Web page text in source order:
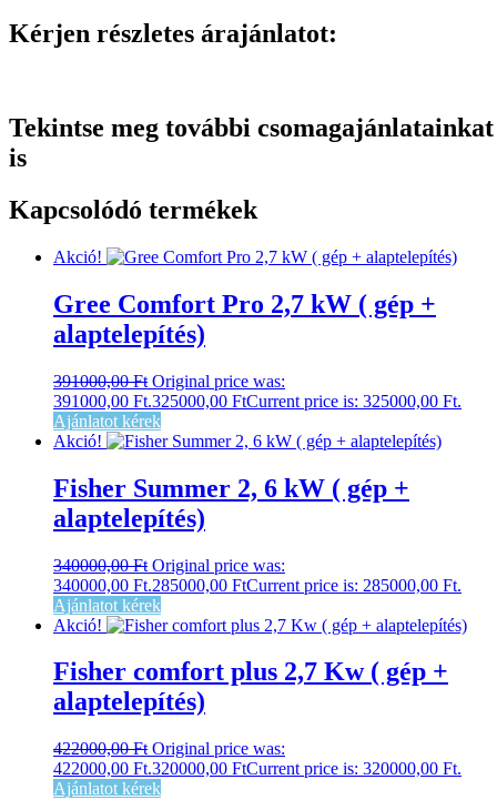
Kérjen részletes árajánlatot:
Tekintse meg további csomagajánlatainkat
is
Kapcsolódó termékek
Akció!
Gree Comfort Pro 2,7 kW ( gép +
alaptelepítés)
391000,00Ft Original price was:
391000,00 Ft.325000,00 FtCurrent price is: 325000,00 Ft.
Ajánlatot kérek
Akció!
Fisher Summer 2, 6 kW ( gép +
alaptelepítés)
340000,00Ft Original price was:
340000,00 Ft.285000,00 FtCurrent price is: 285000,00 Ft.
Ajánlatot kérek
Akció!
Fisher comfort plus 2,7 Kw ( gép +
alaptelepítés)
422000,00Ft Original price was:
422000,00 Ft.320000,00 FtCurrent price is: 320000,00 Ft.
Ajánlatot kérek